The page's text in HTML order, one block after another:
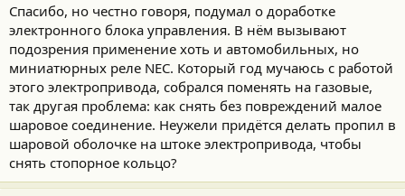
Спасибо, но честно говоря, подумал о доработке
электронного блока управления. В нём вызывают
подозрения применение хоть и автомобильных, но
миниатюрных реле NEC. Который год мучаюсь с работой
этого электропривода, собрался поменять на газовые,
так другая проблема: как снять без повреждений малое
шаровое соединение. Неужели придётся делать пропил в
шаровой оболочке на штоке электропривода, чтобы
снять стопорное кольцо?